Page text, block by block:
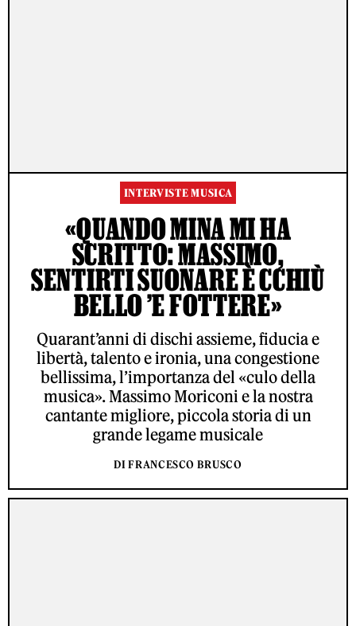
INTERVISTE MUSICA
«QUANDO MINA MI HA
SCRITTO: MASSIMO,
SENTIRTI SUONARE È CCHIÙ
BELLO ’E FOTTERE»
Quarant’anni di dischi assieme, fiducia e
libertà, talento e ironia, una congestione
bellissima, l’importanza del «culo della
musica». Massimo Moriconi e la nostra
cantante migliore, piccola storia di un
grande legame musicale
DI FRANCESCO BRUSCO